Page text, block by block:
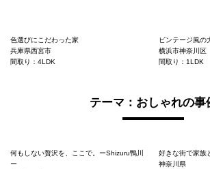
色選びにこだわった家
兵庫県西宮市
間取り：4LDK
ビンテージ風の
横浜市神奈川区
間取り：1LDK
テーマ：おしゃれの事
何もしない贅沢を、ここで。ーShizuru鴨川
ー
好きな街で家族
神奈川県